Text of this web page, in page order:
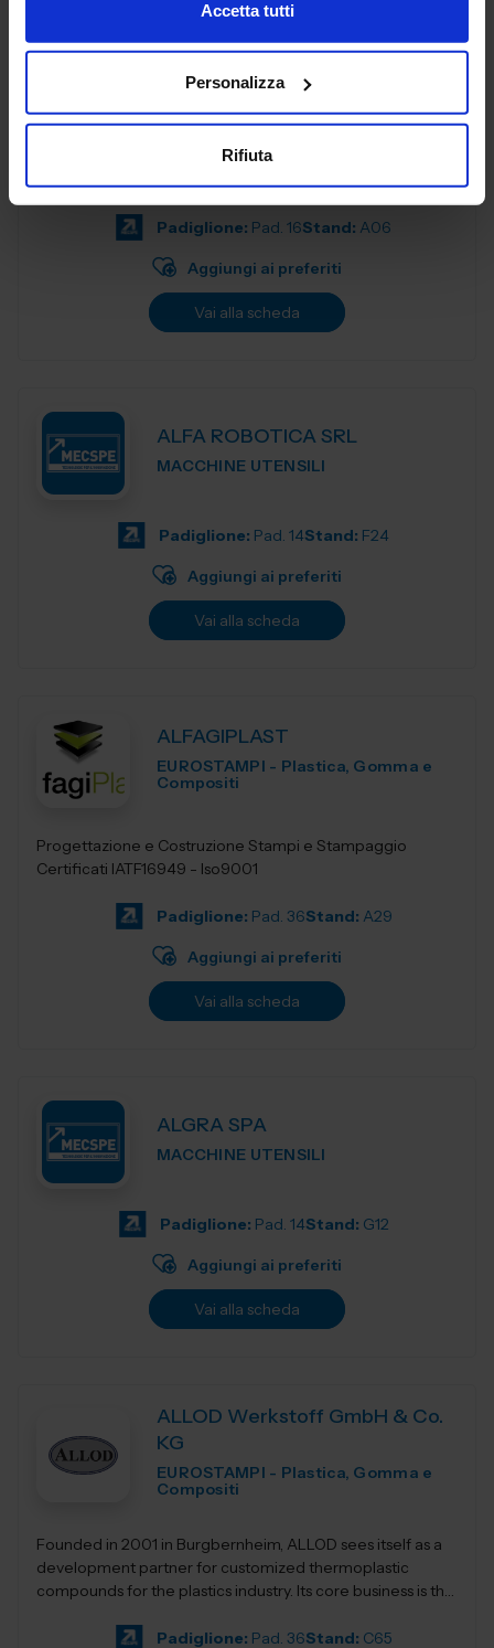
Accetta tutti
Personalizza
Rifiuta
nella progettazione e costruzione di teste angolari di alta
qualità
Padiglione: Pad. 16Stand: A06
Aggiungi ai preferiti
Vai alla scheda
ALFA ROBOTICA SRL
MACCHINE UTENSILI
Padiglione: Pad. 14Stand: F24
Aggiungi ai preferiti
Vai alla scheda
ALFAGIPLAST
EUROSTAMPI - Plastica, Gomma e
Compositi
Progettazione e Costruzione Stampi e Stampaggio
Certificati IATF16949 - Iso9001
Padiglione: Pad. 36Stand: A29
Aggiungi ai preferiti
Vai alla scheda
ALGRA SPA
MACCHINE UTENSILI
Padiglione: Pad. 14Stand: G12
Aggiungi ai preferiti
Vai alla scheda
ALLOD Werkstoff GmbH & Co.
KG
EUROSTAMPI - Plastica, Gomma e
Compositi
Founded in 2001 in Burgbernheim, ALLOD sees itself as a
development partner for customized thermoplastic
compounds for the plastics industry. Its core business is the
Padiglione: Pad. 36Stand: C65